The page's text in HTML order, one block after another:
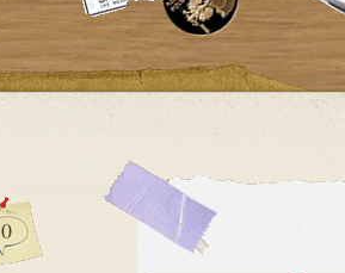
0